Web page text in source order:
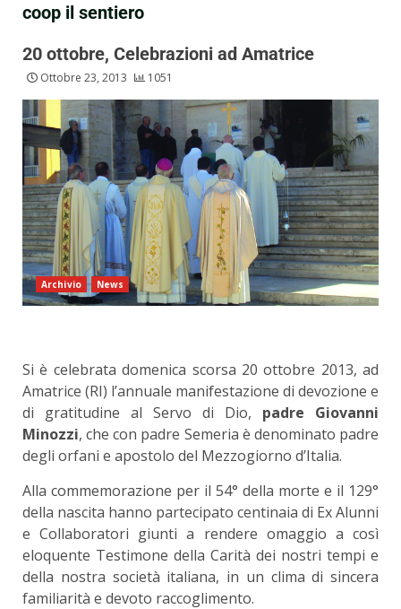
coop il sentiero
20 ottobre, Celebrazioni ad Amatrice
Ottobre 23, 2013 1051
Archivio News
Si è celebrata domenica scorsa 20 ottobre 2013, ad
Amatrice (RI) l’annuale manifestazione di devozione e
di gratitudine al Servo di Dio, padre Giovanni
Minozzi, che con padre Semeria è denominato padre
degli orfani e apostolo del Mezzogiorno d’Italia.
Alla commemorazione per il 54° della morte e il 129°
della nascita hanno partecipato centinaia di Ex Alunni
e Collaboratori giunti a rendere omaggio a così
eloquente Testimone della Carità dei nostri tempi e
della nostra società italiana, in un clima di sincera
familiarità e devoto raccoglimento.